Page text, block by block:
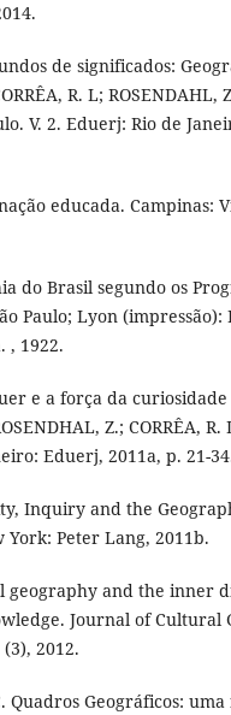
de significados:
R. L; ROSENDAHL,
V. 2. Eduerj: Rio de
educada. Campinas:
do Brasil segundo os
Paulo; Lyon
, 1922.
e a força da curiosidade
Z.; CORRÊA,
Eduerj, 2011a, p. 21-
Inquiry and the
Peter Lang, 2011b.
geography and the inner
Journal of Cultural
2012.
Quadros Geográficos: